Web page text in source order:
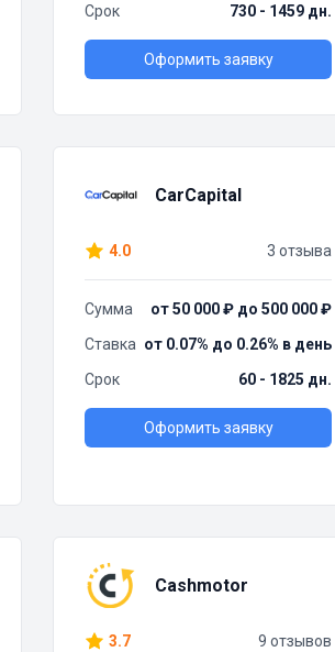
Срок
730 - 1459 дн.
Оформить заявку
CarCapital
4.0 3 отзыва
Сумма
от 50 000 ₽ до 500 000 ₽
Ставка от 0.07% до 0.26% в день
Срок
60 - 1825 дн.
Оформить заявку
Cashmotor
3.7 9 отзывов